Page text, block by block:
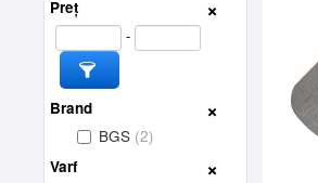
Preț
-
Brand
BGS (2)
Varf